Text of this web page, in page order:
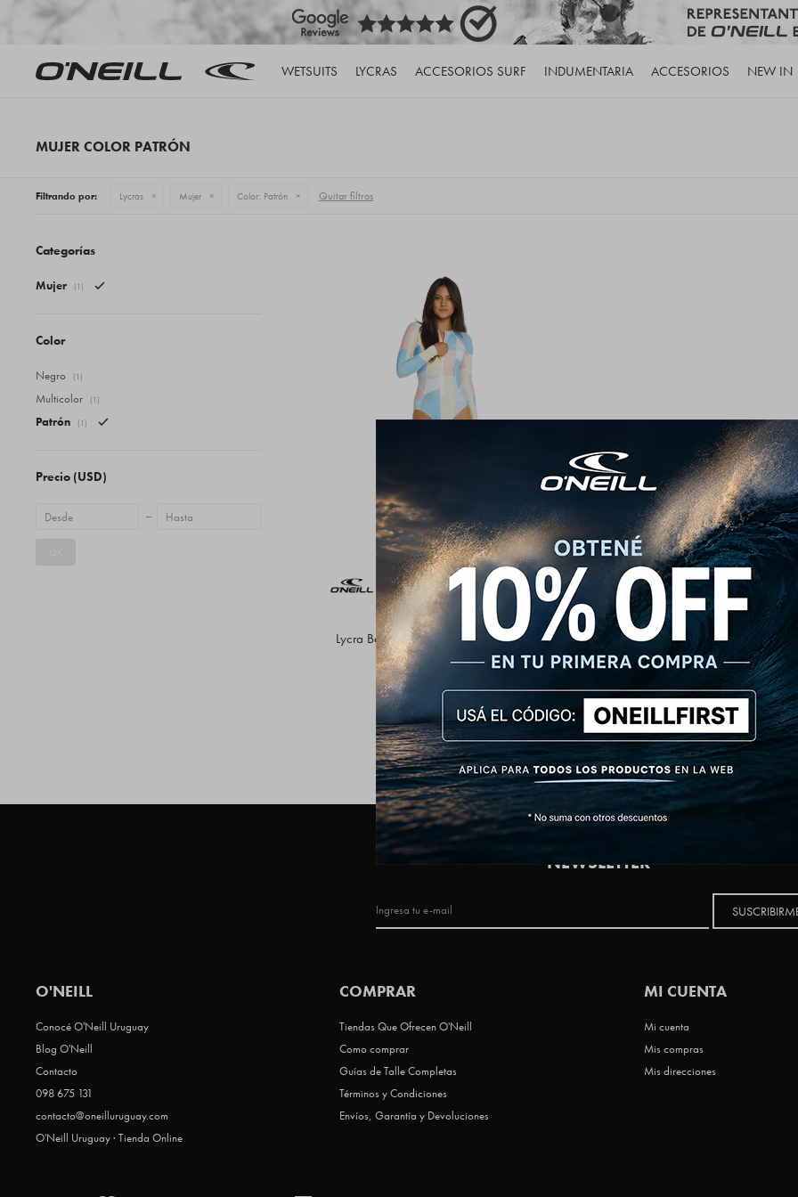
WETSUITS LYCRAS ACCESORIOS SURF INDUMENTARIA ACCESORIOS NEW IN
MUJER COLOR PATRÓN
Filtrando por: Lycras Mujer Color: Patrón Quitar filtros
Lycra Bahia Front Zip Surfsuit - Sundae ·
Manga Larga
Categorías
Mujer (1)
Precio (USD)
Color
Negro (1)
Multicolor (1)
Patrón (1)
O'NEILL
Conocé O'Neill Uruguay
Blog O'Neill
Contacto
098 675 131
contacto@oneilluruguay.com
O'Neill Uruguay · Tienda Online
COMPRAR
Tiendas Que Ofrecen O'Neill
Como comprar
Guías de Talle Completas
Términos y Condiciones
Envíos, Garantía y Devoluciones
MI CUENTA
Mi cuenta
Mis compras
Mis direcciones
NEWSLETTER